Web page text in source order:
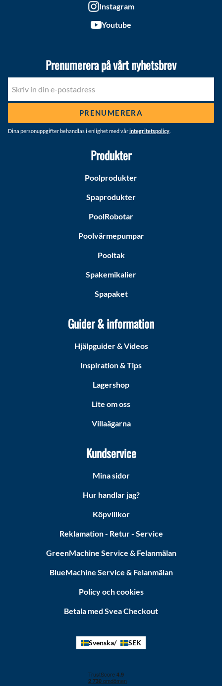
Instagram
Youtube
Prenumerera på vårt nyhetsbrev
PRENUMERERA
Dina personuppgifter behandlas i enlighet med vårintegritetspolicy
Produkter
Poolprodukter
Spaprodukter
PoolRobotar
Poolvärmepumpar
Pooltak
Spakemikalier
Spapaket
Guider & information
Hjälpguider & Videos
Inspiration & Tips
Lagershop
Lite om oss
Villaägarna
Kundservice
Mina sidor
Hur handlar jag?
Köpvillkor
Reklamation - Retur - Service
GreenMachine Service & Felanmälan
BlueMachine Service & Felanmälan
Policy och cookies
Betala med Svea Checkout
Svenska SEK